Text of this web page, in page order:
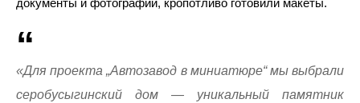
документы и фотографии, кропотливо готовили макеты.
«Для проекта „Автозавод в миниатюре“ мы выбрали
серобусыгинский дом — уникальный памятник